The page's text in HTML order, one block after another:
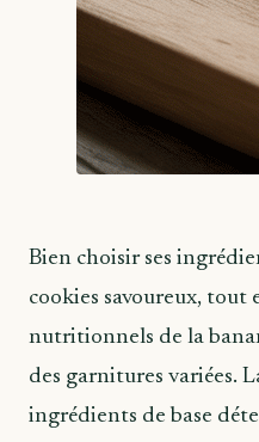
Bien choisir ses
cookies savoureux, tout
nutritionnels de la
des garnitures variées.
ingrédients de base